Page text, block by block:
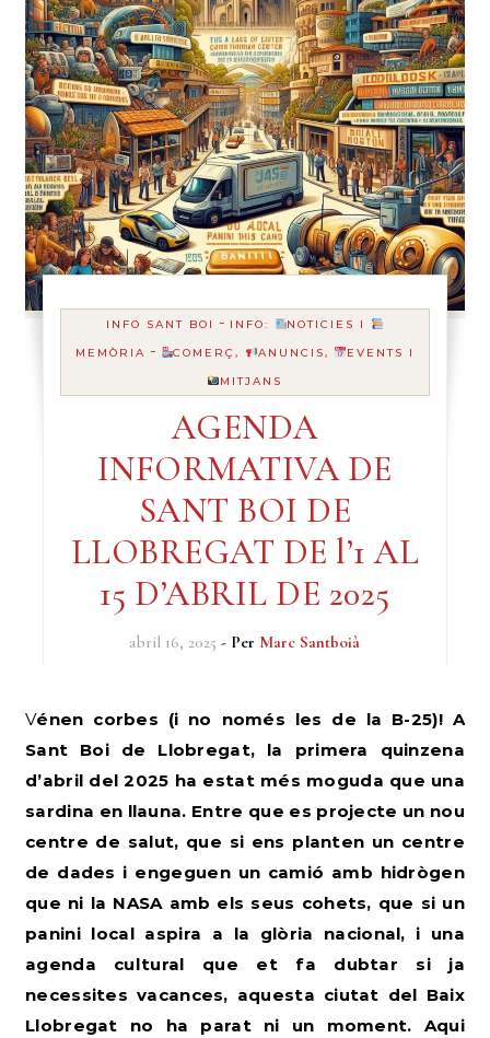
INFO SANT BOI - INFO:
NOTICIES I
MEMÒRIA - COMERÇ, ANUNCIS,
EVENTS I
MITJANS
AGENDA
INFORMATIVA DE
SANT BOI DE
LLOBREGAT DE l’1 AL
15 D’ABRIL DE 2025
abril 16, 2025 - Per Marc Santboià
Vénen corbes (i no només les de la B-25)! A
Sant Boi de Llobregat, la primera quinzena
d’abril del 2025 ha estat més moguda que una
sardina en llauna. Entre que es projecte un nou
centre de salut, que si ens planten un centre
de dades i engeguen un camió amb hidrògen
que ni la NASA amb els seus cohets, que si un
panini local aspira a la glòria nacional, i una
agenda cultural que et fa dubtar si ja
necessites vacances, aquesta ciutat del Baix
Llobregat no ha parat ni un moment. Aqui